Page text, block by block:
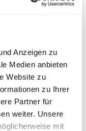
Anzeigen zu
Medien anbieten
Website zu
zu Ihrer
Partner für
weiter. Unsere
mit
Annual
den
2016 mit
"Double-